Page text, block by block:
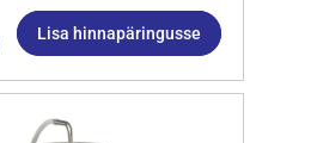
Lisa hinnapäringusse